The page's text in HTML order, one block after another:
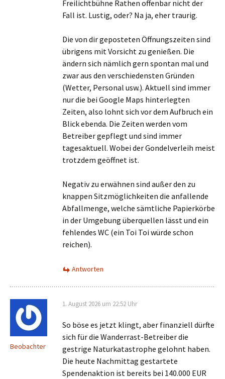
Freilichtbühne Rathen offenbar nicht der
Fall ist. Lustig, oder? Na ja, eher traurig.
Die von dir geposteten Öffnungszeiten sind
übrigens mit Vorsicht zu genießen. Die
ändern sich nämlich gern spontan mal und
zwar aus den verschiedensten Gründen
(Wetter, Personal usw.). Aktuell sind immer
nur die bei Google Maps hinterlegten
Zeiten, also lohnt sich vor dem Aufbruch ein
Blick ebenda. Die Zeiten werden vom
Betreiber gepflegt und sind immer
tagesaktuell. Wobei der Gondelverleih meist
trotzdem geöffnet ist.
Negativ zu erwähnen sind außer den zu
knappen Sitzmöglichkeiten die anfallende
Abfallmenge, welche sämtliche Papierkörbe
in der Umgebung überquellen lässt und ein
fehlendes WC (ein Toi Toi würde schon
reichen).
Antworten
Beobachter
1. August 2026 um 22:52 Uhr
So böse es jetzt klingt, aber finanziell dürfte
sich für die Wanderrast-Betreiber die
gestrige Naturkatastrophe gelohnt haben.
Die heute Nachmittag gestartete
Spendenaktion ist bereits bei 140.000 EUR